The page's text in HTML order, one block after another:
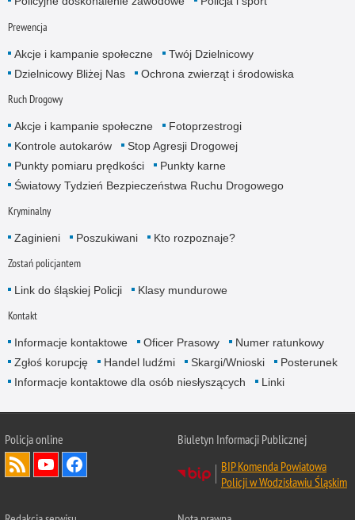
Prewencja
Akcje i kampanie społeczne
Twój Dzielnicowy
Dzielnicowy Bliżej Nas
Ochrona zwierząt i środowiska
Ruch Drogowy
Akcje i kampanie społeczne
Fotoprzestrogi
Kontrole autokarów
Stop Agresji Drogowej
Punkty pomiaru prędkości
Punkty karne
Światowy Tydzień Bezpieczeństwa Ruchu Drogowego
Kryminalny
Zaginieni Poszukiwani Kto rozpoznaje?
Zostań policjantem
Link do śląskiej Policji Klasy mundurowe
Kontakt
Informacje kontaktowe Oficer Prasowy
Numer ratunkowy
Zgłoś korupcję
Handel ludźmi Skargi/Wnioski
Posterunek
Informacje kontaktowe dla osób niesłyszących
Linki
Policja online
Biuletyn Informacji Publicznej
BIP Komenda Powiatowa
Policji w Wodzisławiu Śląskim